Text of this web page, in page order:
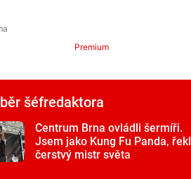
Premium
šéfredaktora
Centrum Brna ovládli šermíři.
Jsem jako Kung Fu Panda, řekl
čerstvý mistr světa